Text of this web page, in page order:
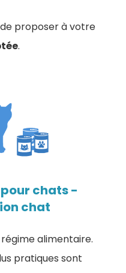
proposer à votre
.
chats -
chat
alimentaire.
pratiques sont